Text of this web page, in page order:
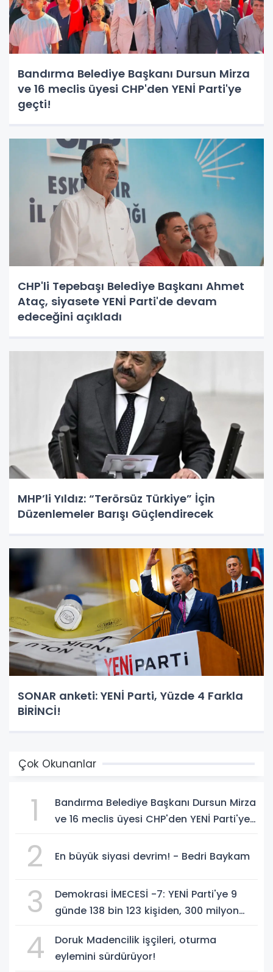
Bandırma Belediye Başkanı Dursun Mirza
ve 16 meclis üyesi CHP'den YENİ Parti'ye
geçti!
CHP'li Tepebaşı Belediye Başkanı Ahmet
Ataç, siyasete YENİ Parti'de devam
edeceğini açıkladı
MHP’li Yıldız: “Terörsüz Türkiye” İçin
Düzenlemeler Barışı Güçlendirecek
SONAR anketi: YENİ Parti, Yüzde 4 Farkla
BİRİNCİ!
Çok Okunanlar
1
Bandırma Belediye Başkanı Dursun Mirza
ve 16 meclis üyesi CHP'den YENİ Parti'ye
2 En büyük siyasi devrim! - Bedri Baykam
3
Demokrasi İMECESİ -7: YENİ Parti'ye 9
günde 138 bin 123 kişiden, 300 milyon
4
Doruk Madencilik işçileri, oturma
eylemini sürdürüyor!